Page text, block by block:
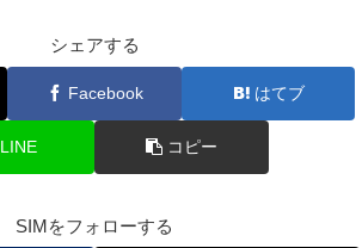
シェアする
Facebook はてブ
LINE コピー
SIMをフォローする